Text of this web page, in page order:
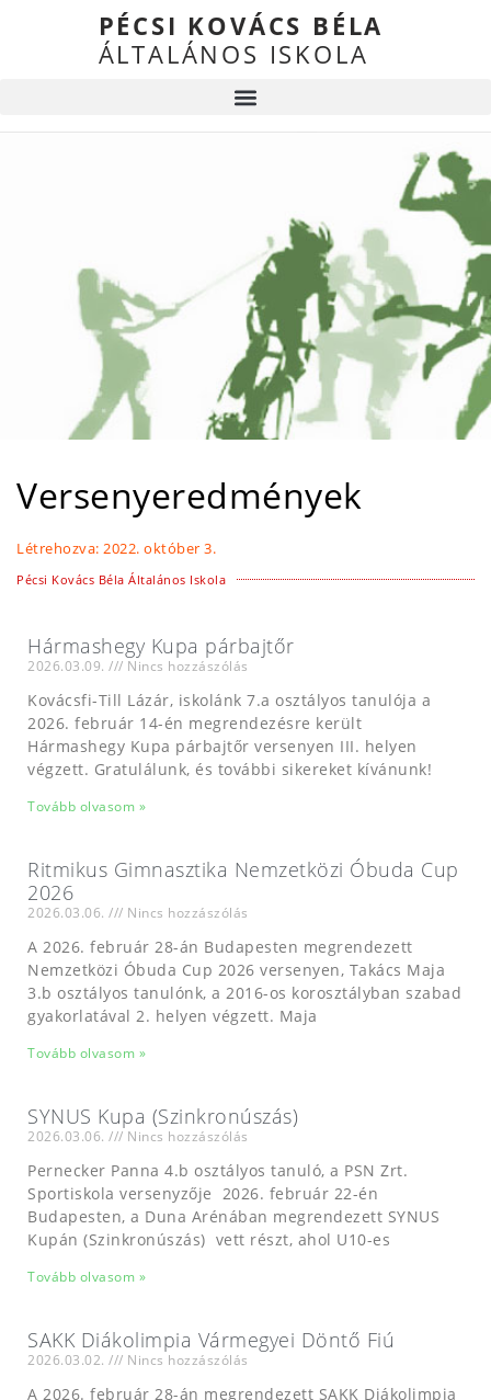
PÉCSI KOVÁCS BÉLA
ÁLTALÁNOS ISKOLA
Versenyeredmények
Létrehozva: 2022. október 3.
Pécsi Kovács Béla Általános Iskola
Hármashegy Kupa párbajtőr
2026.03.09. Nincs hozzászólás
Kovácsfi-Till Lázár, iskolánk 7.a osztályos tanulója a
2026. február 14-én megrendezésre került
Hármashegy Kupa párbajtőr versenyen III. helyen
végzett. Gratulálunk, és további sikereket kívánunk!
Tovább olvasom »
Ritmikus Gimnasztika Nemzetközi Óbuda Cup
2026
2026.03.06. Nincs hozzászólás
A 2026. február 28-án Budapesten megrendezett
Nemzetközi Óbuda Cup 2026 versenyen, Takács Maja
3.b osztályos tanulónk, a 2016-os korosztályban szabad
gyakorlatával 2. helyen végzett. Maja
Tovább olvasom »
SYNUS Kupa (Szinkronúszás)
2026.03.06. Nincs hozzászólás
Pernecker Panna 4.b osztályos tanuló, a PSN Zrt.
Sportiskola versenyzője 2026. február 22-én
Budapesten, a Duna Arénában megrendezett SYNUS
Kupán (Szinkronúszás) vett részt, ahol U10-es
Tovább olvasom »
SAKK Diákolimpia Vármegyei Döntő Fiú
2026.03.02. Nincs hozzászólás
A 2026. február 28-án megrendezett SAKK Diákolimpia